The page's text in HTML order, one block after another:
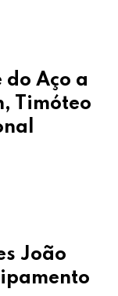
Aço a
Timóteo
João